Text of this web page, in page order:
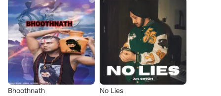
Bhoothnath No Lies